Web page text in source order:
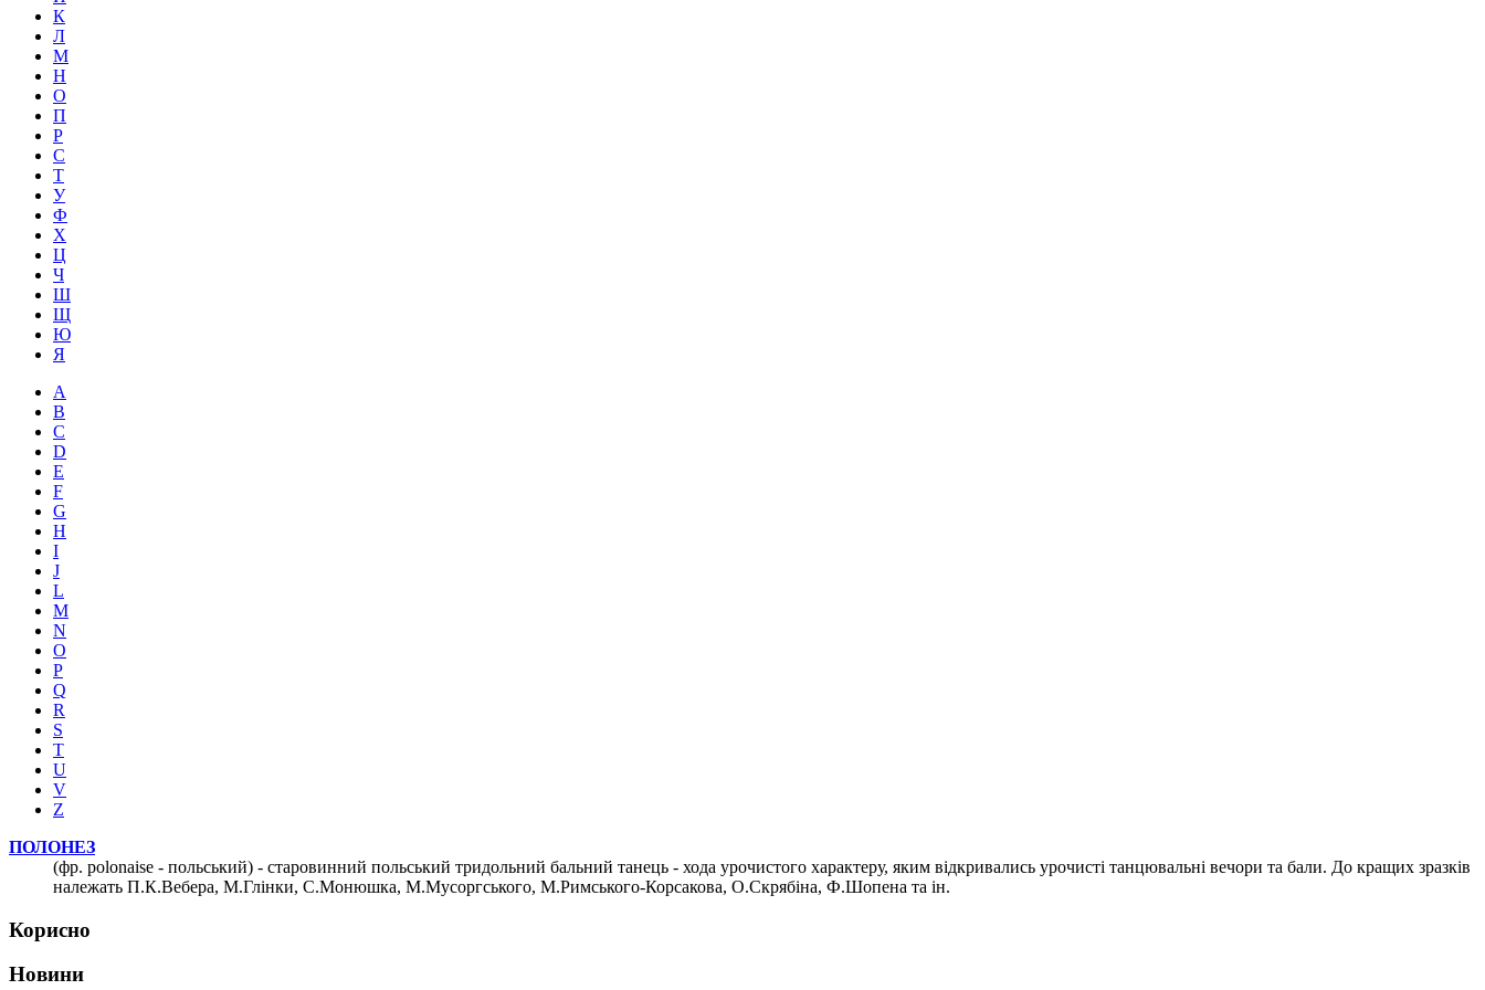
К
Л
М
Н
О
П
Р
С
Т
У
Ф
Х
Ц
Ч
Ш
Щ
Ю
Я
A
B
C
D
E
F
G
H
I
J
L
M
N
O
P
Q
R
S
T
U
V
Z
ПОЛОНЕЗ
(фр. polonaise - польський) - старовинний польський тридольний бальний танець - хода урочистого характеру, яким відкривались урочисті танцювальні вечори та бали. До кращих зразків
належать П.К.Вебера, М.Глінки, С.Монюшка, М.Мусоргського, М.Римського-Корсакова, О.Скрябіна, Ф.Шопена та ін.
Корисно
Новини